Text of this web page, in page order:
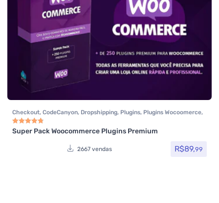
Checkout, CodeCanyon, Dropshipping, Plugins, Plugins Wocoomerce,
Todos os itens
Avaliação
Super Pack Woocommerce Plugins Premium
2667 vendas R$89,99